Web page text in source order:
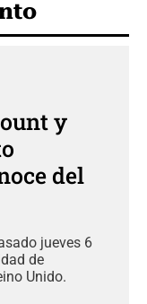
y
del
jueves 6
de
Unido.